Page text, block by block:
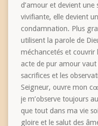
d’amour et devient
vivifiante, elle devient
condamnation. Plus
utilisent la parole de
méchancetés et couvrir
acte de pur amour vaut
sacrifices et les
Seigneur, ouvre mon
je m’observe toujours
que tout dans ma vie
gloire et le salut des